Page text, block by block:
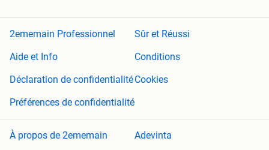
2ememain Professionnel
Sûr et Réussi
Aide et Info
Conditions
Déclaration de confidentialitéCookies
Préférences de confidentialité
À propos de 2ememain Adevinta